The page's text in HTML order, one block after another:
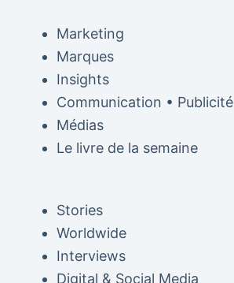
Marketing
Marques
Insights
Communication • Publicité
Médias
Le livre de la semaine
Stories
Worldwide
Interviews
Digital & Social Media